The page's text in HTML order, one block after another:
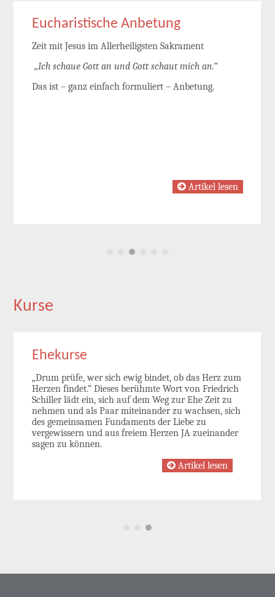
Eucharistische Anbetung
Zeit mit Jesus im Allerheiligsten Sakrament
„Ich schaue Gott an und Gott schaut mich an.“
Das ist – ganz einfach formuliert – Anbetung.
Artikel lesen
Kurse
Ehekurse
„Drum prüfe, wer sich ewig bindet, ob das Herz zum
Herzen findet.“ Dieses berühmte Wort von Friedrich
Schiller lädt ein, sich auf dem Weg zur Ehe Zeit zu
nehmen und als Paar miteinander zu wachsen, sich
des gemeinsamen Fundaments der Liebe zu
vergewissern und aus freiem Herzen JA zueinander
sagen zu können.
Artikel lesen